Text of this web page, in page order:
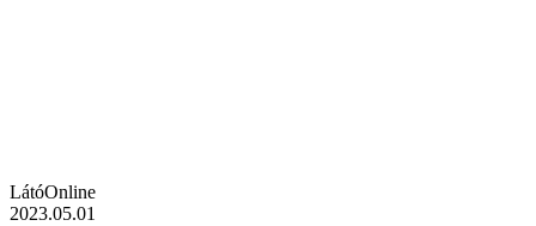
LátóOnline
2023.05.01